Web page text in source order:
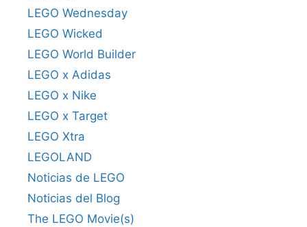
LEGO Wednesday
LEGO Wicked
LEGO World Builder
LEGO x Adidas
LEGO x Nike
LEGO x Target
LEGO Xtra
LEGOLAND
Noticias de LEGO
Noticias del Blog
The LEGO Movie(s)